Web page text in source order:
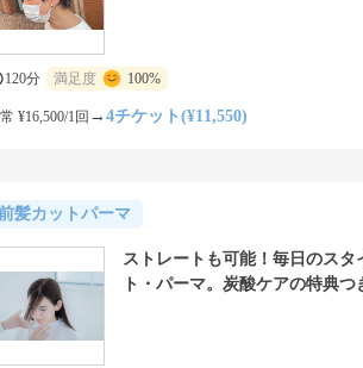
120分 満足度 100%
¥16,500/1回 → 4チケット(¥11,550)
髪カットパーマ
ストレートも可能！毎日のス
ト・パーマ。炭酸ケアの特典つ